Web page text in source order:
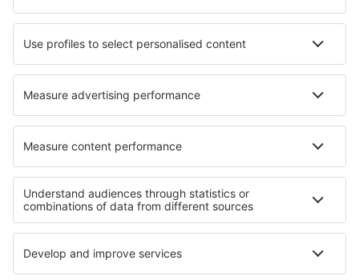
Lufthansa
Despre eSky
Cariere
Termeni şi condiţii
Rezervările mele
Politica de Confidențialitate
Politică cookie
Asistenţă şi contact